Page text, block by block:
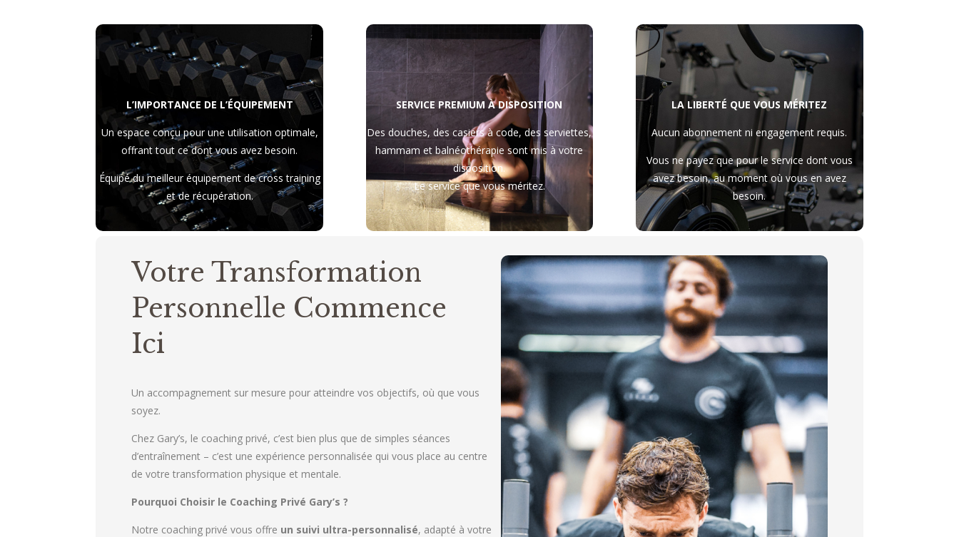
L’IMPORTANCE DE L’ÉQUIPEMENT
Un espace conçu pour une utilisation optimale,
offrant tout ce dont vous avez besoin.
Équipé du meilleur équipement de cross training
et de récupération.
SERVICE PREMIUM À DISPOSITION
Des douches, des casiers à code, des serviettes,
hammam et balnéothérapie sont mis à votre
disposition.
Le service que vous méritez.
LA LIBERTÉ QUE VOUS MÉRITEZ
Aucun abonnement ni engagement requis.
Vous ne payez que pour le service dont vous
avez besoin, au moment où vous en avez
besoin.
Votre Transformation
Personnelle Commence
Ici
Un accompagnement sur mesure pour atteindre vos objectifs, où que vous
soyez.
Chez Gary’s, le coaching privé, c’est bien plus que de simples séances
d’entraînement – c’est une expérience personnalisée qui vous place au centre
de votre transformation physique et mentale.
Pourquoi Choisir le Coaching Privé Gary’s ?
Notre coaching privé vous offre un suivi ultra-personnalisé, adapté à votre